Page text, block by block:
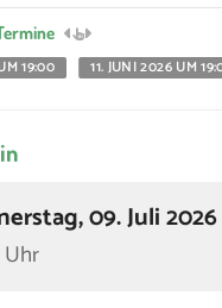
19:00
11. JUNI 2026 UM
09. Juli 2026
Uhr